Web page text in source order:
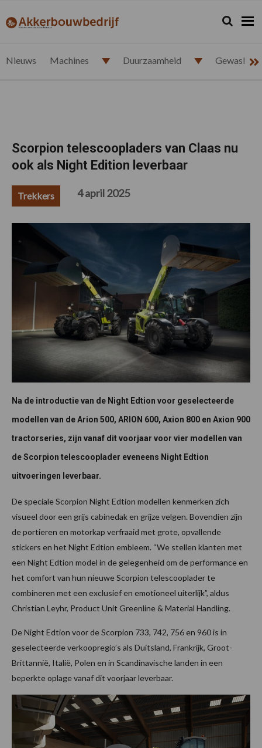
de
de
de
de
akkerbouwbedrijf.nl Zoeken...
Zoek
Nieuws Machines Duurzaamheid
Scorpion telescoopladers van Claas nu
ook als Night Edition leverbaar
Trekkers 4 april 2025
Na de introductie van de Night Edtion voor geselecteerde
modellen van de Arion 500, ARION 600, Axion 800 en Axion 900
tractorseries, zijn vanaf dit voorjaar voor vier modellen van
de Scorpion telescooplader eveneens Night Edtion
uitvoeringen leverbaar.
De speciale Scorpion Night Edtion modellen kenmerken zich
visueel door een grijs cabinedak en grijze velgen. Bovendien zijn
de portieren en motorkap verfraaid met grote, opvallende
stickers en het Night Edtion embleem. “We stellen klanten met
een Night Edtion model in de gelegenheid om de performance en
het comfort van hun nieuwe Scorpion telescooplader te
combineren met een exclusief en emotioneel uiterlijk”, aldus
Christian Leyhr, Product Unit Greenline & Material Handling.
De Night Edtion voor de Scorpion 733, 742, 756 en 960 is in
geselecteerde verkoopregio’s als Duitsland, Frankrijk, Groot-
Brittannië, Italië, Polen en in Scandinavische landen in een
beperkte oplage vanaf dit voorjaar leverbaar.